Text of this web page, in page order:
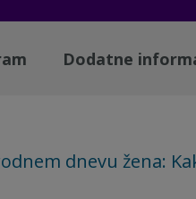
Dodatne
dnevu žena: